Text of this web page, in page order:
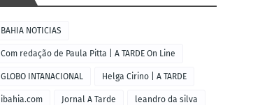
BAHIA NOTICIAS
Com redação de Paula Pitta | A TARDE On Line
GLOBO INTANACIONAL Helga Cirino | A TARDE
ibahia.com Jornal A Tarde leandro da silva